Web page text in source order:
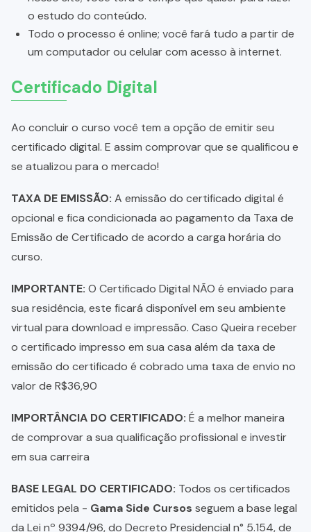
o estudo do conteúdo.
Todo o processo é online; você fará tudo a partir de
um computador ou celular com acesso à internet.
Certificado Digital
Ao concluir o curso você tem a opção de emitir seu
certificado digital. E assim comprovar que se qualificou e
se atualizou para o mercado!
TAXA DE EMISSÃO: A emissão do certificado digital é
opcional e fica condicionada ao pagamento da Taxa de
Emissão de Certificado de acordo a carga horária do
curso.
IMPORTANTE: O Certificado Digital NÃO é enviado para
sua residência, este ficará disponível em seu ambiente
virtual para download e impressão. Caso Queira receber
o certificado impresso em sua casa além da taxa de
emissão do certificado é cobrado uma taxa de envio no
valor de R$36,90
IMPORTÂNCIA DO CERTIFICADO: É a melhor maneira
de comprovar a sua qualificação profissional e investir
em sua carreira
BASE LEGAL DO CERTIFICADO: Todos os certificados
emitidos pela - Gama Side Cursos seguem a base legal
da Lei nº 9394/96, do Decreto Presidencial n° 5.154, de